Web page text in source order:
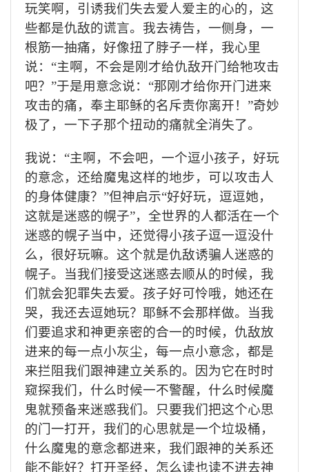
玩笑啊，引诱我们失去爱人爱主的心的，这
些都是仇敌的谎言。我去祷告，一侧身，一
根筋一抽痛，好像扭了脖子一样，我心里
说：“主啊，不会是刚才给仇敌开门给牠攻击
吧？”于是用意念说：“那刚才给你开门进来
攻击的痛，奉主耶稣的名斥责你离开！”奇妙
极了，一下子那个扭动的痛就全消失了。
我说：“主啊，不会吧，一个逗小孩子，好玩
的意念，还给魔鬼这样的地步，可以攻击人
的身体健康？”但神启示“好好玩，逗逗她，
这就是迷惑的幌子”，全世界的人都活在一个
迷惑的幌子当中，还觉得小孩子逗一逗没什
么，很好玩嘛。这个就是仇敌诱骗人迷惑的
幌子。当我们接受这迷惑去顺从的时候，我
们就会犯罪失去爱。孩子好可怜哦，她还在
哭，我还去逗她玩？耶稣不会那样做。当我
们要追求和神更亲密的合一的时候，仇敌放
进来的每一点小灰尘，每一点小意念，都是
来拦阻我们跟神建立关系的。因为它在时时
窥探我们，什么时候一不警醒，什么时候魔
鬼就预备来迷惑我们。只要我们把这个心思
的门一打开，我们的心思就是一个垃圾桶，
什么魔鬼的意念都进来，我们跟神的关系还
能不能好？打开圣经，怎么读也读不进去神